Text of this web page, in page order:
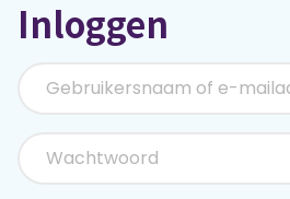
Thema's
Uit het hart
Inloggen